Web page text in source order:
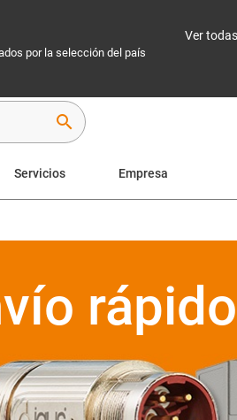
por la selección del país
Ver
search
Servicios Empresa
rápido